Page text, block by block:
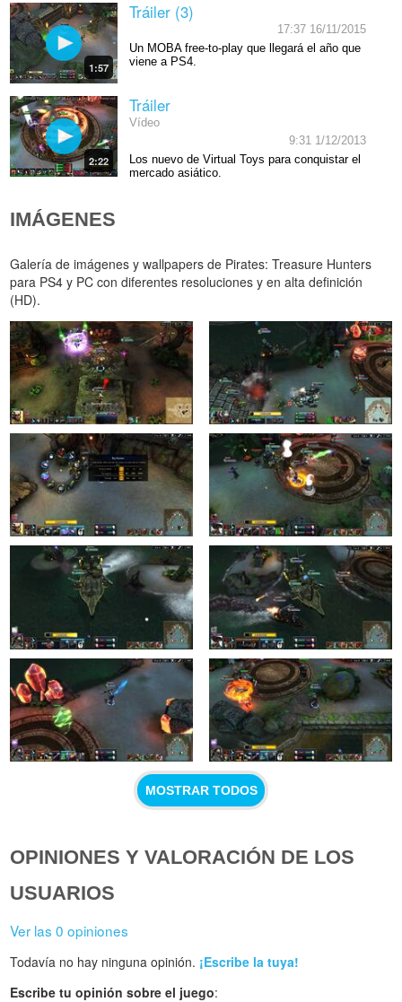
1:57
Tráiler (3)
17:37 16/11/2015
Un MOBA free-to-play que llegará el año que
viene a PS4.
2:22
Tráiler
Vídeo
9:31 1/12/2013
Los nuevo de Virtual Toys para conquistar el
mercado asiático.
IMÁGENES
Galería de imágenes y wallpapers de Pirates: Treasure Hunters
para PS4 y PC con diferentes resoluciones y en alta definición
(HD).
MOSTRAR TODOS
OPINIONES Y VALORACIÓN DE LOS
USUARIOS
Ver las 0 opiniones
Todavía no hay ninguna opinión. ¡Escribe la tuya!
Escribe tu opinión sobre el juego: